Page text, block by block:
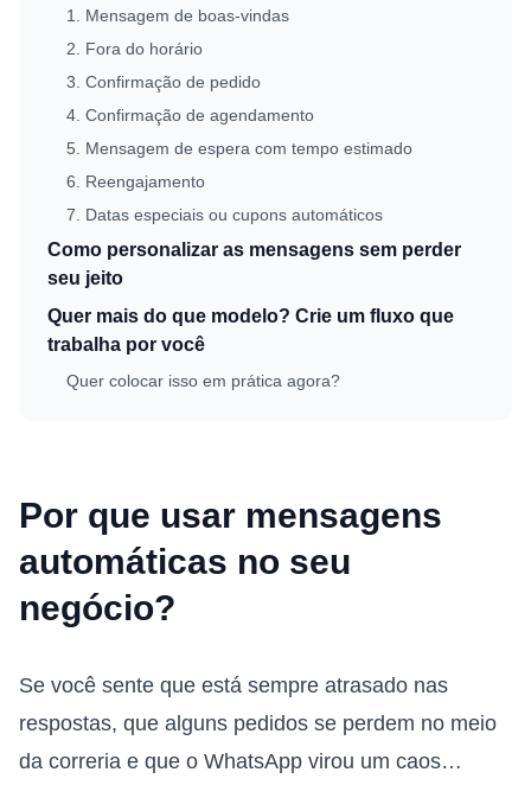
1. Mensagem de boas-vindas
2. Fora do horário
3. Confirmação de pedido
4. Confirmação de agendamento
5. Mensagem de espera com tempo estimado
6. Reengajamento
7. Datas especiais ou cupons automáticos
Como personalizar as mensagens sem perder
seu jeito
Quer mais do que modelo? Crie um fluxo que
trabalha por você
Quer colocar isso em prática agora?
Por que usar mensagens
automáticas no seu
negócio?
Se você sente que está sempre atrasado nas
respostas, que alguns pedidos se perdem no meio
da correria e que o WhatsApp virou um caos…